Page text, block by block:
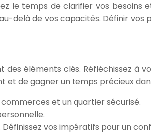
le temps de clarifier vos besoins
de vos capacités. Définir vos
éléments clés. Réfléchissez à
de gagner un temps précieux
et un quartier sécurisé.
vos impératifs pour un